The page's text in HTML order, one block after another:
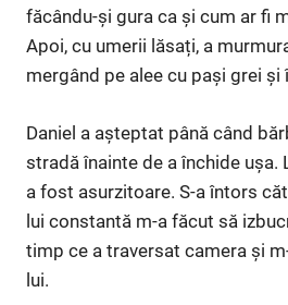
făcându-și gura ca și cum ar fi
Apoi, cu umerii lăsați, a
mergând pe alee cu pași grei și
Daniel a așteptat până când
stradă înainte de a închide ușa.
a fost asurzitoare. S-a întors
lui constantă m-a făcut să
timp ce a traversat camera și
lui.